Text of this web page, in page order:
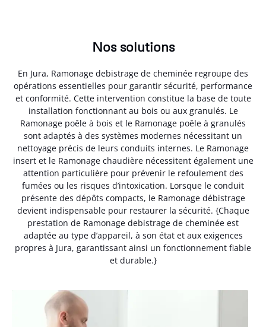
Nos solutions
En Jura, Ramonage debistrage de cheminée regroupe des
opérations essentielles pour garantir sécurité, performance
et conformité. Cette intervention constitue la base de toute
installation fonctionnant au bois ou aux granulés. Le
Ramonage poêle à bois et le Ramonage poêle à granulés
sont adaptés à des systèmes modernes nécessitant un
nettoyage précis de leurs conduits internes. Le Ramonage
insert et le Ramonage chaudière nécessitent également une
attention particulière pour prévenir le refoulement des
fumées ou les risques d’intoxication. Lorsque le conduit
présente des dépôts compacts, le Ramonage débistrage
devient indispensable pour restaurer la sécurité. {Chaque
prestation de Ramonage debistrage de cheminée est
adaptée au type d’appareil, à son état et aux exigences
propres à Jura, garantissant ainsi un fonctionnement fiable
et durable.}